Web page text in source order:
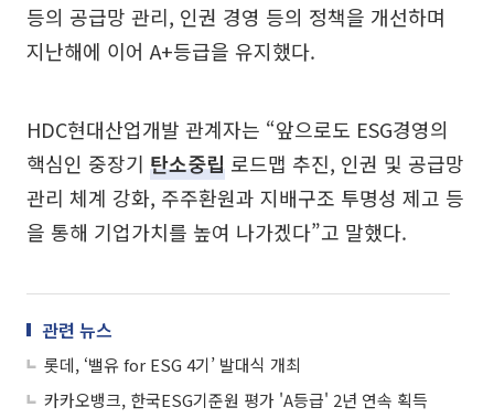
등의 공급망 관리, 인권 경영 등의 정책을 개선하며
지난해에 이어 A+등급을 유지했다.
HDC현대산업개발 관계자는 “앞으로도 ESG경영의
핵심인 중장기 탄소중립 로드맵 추진, 인권 및 공급망
관리 체계 강화, 주주환원과 지배구조 투명성 제고 등
을 통해 기업가치를 높여 나가겠다”고 말했다.
관련 뉴스
롯데, ‘밸유 for ESG 4기’ 발대식 개최
카카오뱅크, 한국ESG기준원 평가 'A등급' 2년 연속 획득